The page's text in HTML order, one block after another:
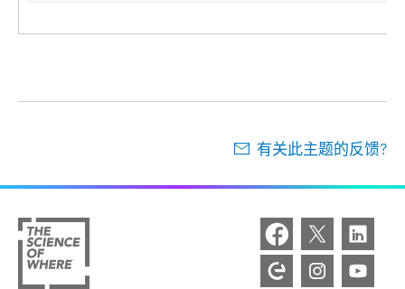
有关此主题的反馈?